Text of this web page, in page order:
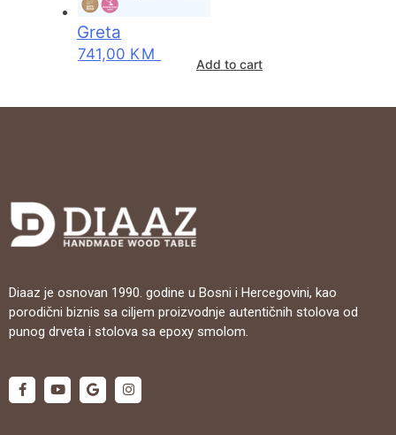
Greta
741,00 KM
Add to cart
Diaaz je osnovan 1990. godine u Bosni i Hercegovini, kao
porodični biznis sa ciljem proizvodnje autentičnih stolova od
punog drveta i stolova sa epoxy smolom.